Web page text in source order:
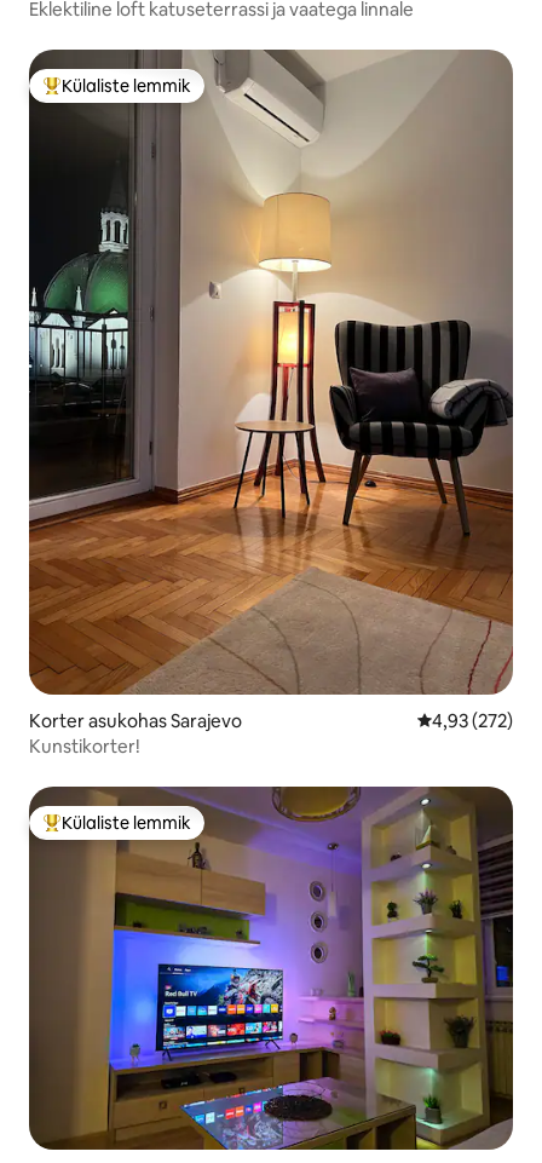
Eklektiline loft katuseterrassi ja vaatega linnale
Külaliste suur lemmik
Külaliste lemmik
Korter asukohas Sarajevo Keskmine
4,93 (272)
Kunstikorter!
Külaliste suur lemmik
Külaliste lemmik